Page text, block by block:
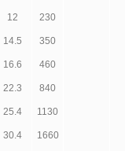
12 230
14.5 350
16.6 460
22.3 840
25.4 1130
30.4 1660